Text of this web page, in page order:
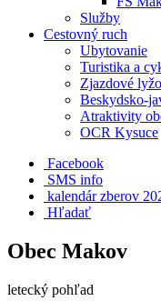
Služby
Cestovný ruch
Ubytovanie
Turistika a
Zjazdové
Beskydsko-
Atraktivity
OCR Kysuce
Facebook
SMS info
kalendár zberov
Hľadať
Obec Makov
letecký pohľad